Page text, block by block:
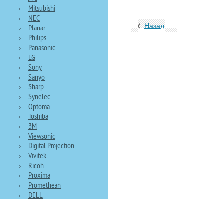
Назад
Mitsubishi
NEC
Planar
Philips
Panasonic
LG
Sony
Sanyo
Sharp
Synelec
Optoma
Toshiba
3M
Viewsonic
Digital Projection
Vivitek
Ricoh
Proxima
Promethean
DELL